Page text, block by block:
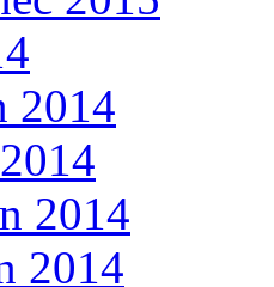
2014
2014
2014